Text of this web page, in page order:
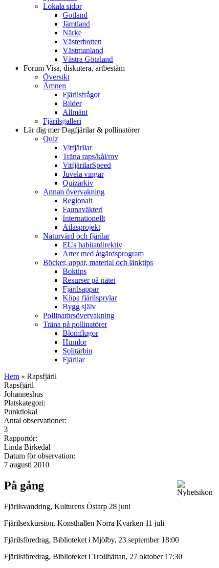
Lokala sidor
Gotland
Jämtland
Närke
Västerbotten
Västmanland
Västra Götaland
Forum Visa, diskutera, artbestäm
Översikt
Ämnen
Fjärilsfrågor
Bilder
Allmänt
Fjärilsgalleri
Lär dig merDagfjärilar & pollinatörer
Quiz
Vitfjärilar
Träna raps/kål/rov
VitfjärilarSpeed
Juvela vingar
Quizarkiv
Annan övervakning
Regionalt
Faunaväkteri
Internationellt
Atlasprojekt
Naturvård och fjärilar
EUs habitatdirektiv
Arter med åtgärdsprogram
Böcker, appar, material och länktips
Boktips
Resurser på nätet
Fjärilsappar
Köpa fjärilsprylar
Bygg själv
Pollinatörsövervakning
Träna på pollinatörer
Blomflugor
Humlor
Solitärbin
Fjärilar
Hem » Rapsfjäril
Rapsfjäril
Johanneshus
Platskategori:
Punktlokal
Antal observationer:
3
Rapportör:
Linda Birkedal
Datum för observation:
7 augusti 2010
På gång
Fjärilsvandring, Kulturens Östarp 28 juni
Fjärilsexkursion, Konsthallen Norra Kvarken 11 juli
Fjärilsföredrag, Biblioteket i Mjölby, 23 september 18:00
Fjärilsföredrag, Biblioteket i Trollhättan, 27 oktober 17:30